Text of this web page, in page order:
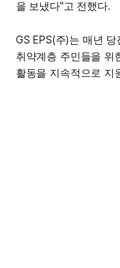
을 보냈다"고 전했다.
GS EPS(주)는 매년
취약계층 주민들을 위
활동을 지속적으로 지